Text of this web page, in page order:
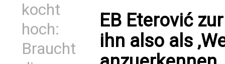
kocht
hoch:
Braucht
EB Eterović
ihn also als